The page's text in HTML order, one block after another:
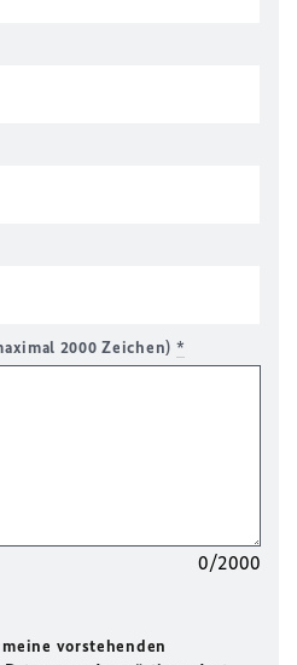
2000 Zeichen) *
0/2000
vorstehenden